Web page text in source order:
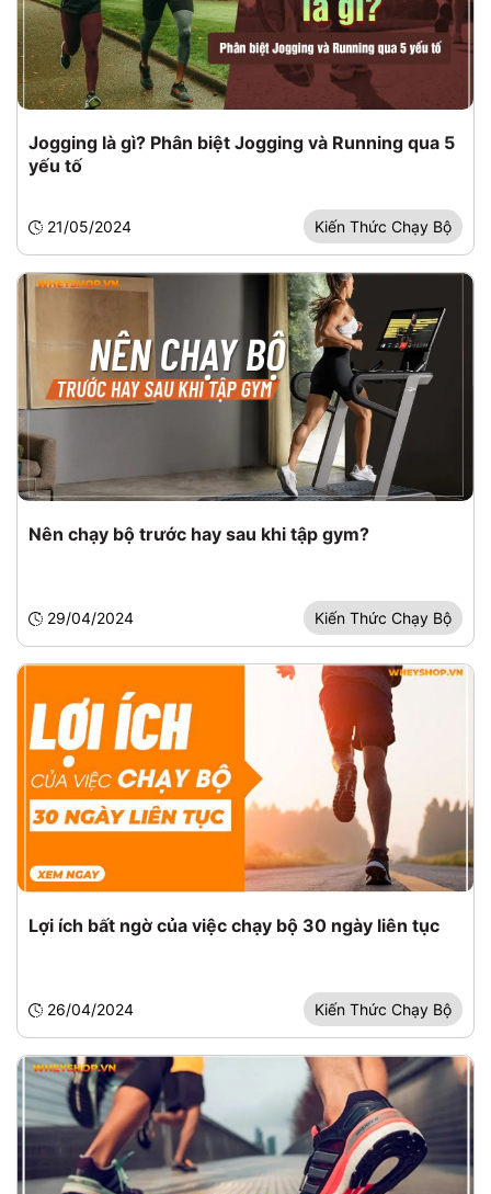
Jogging là gì? Phân biệt Jogging và Running qua 5
yếu tố
21/05/2024 Kiến Thức Chạy Bộ
Nên chạy bộ trước hay sau khi tập gym?
29/04/2024 Kiến Thức Chạy Bộ
Lợi ích bất ngờ của việc chạy bộ 30 ngày liên tục
26/04/2024 Kiến Thức Chạy Bộ